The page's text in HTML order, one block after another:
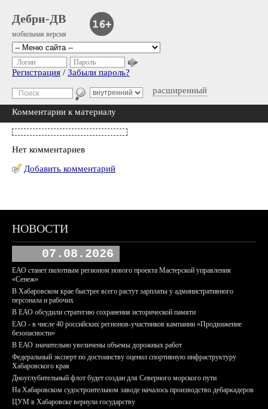
Дебри-ДВ
мобильная версия
расширенный
Логин Пароль
Регистрация / Забыли пароль?
Комментарии к материалу
Нет комментариев
Добавить комментарий
НОВОСТИ
07.08.2026
ЕАО станет пилотным регионом нового проекта Мастерской управления
«Сенеж»
В Хабаровском крае быстрее всего растут зарплаты у административного
персонала и рабочих
В ЕАО обсудили стратегию сохранения исторической памяти
ЕАО - в числе 40 российских регионов-участников кампании «Продвижение
безопасности»
В ЕАО значительно увеличены объемы дорожных работ
Федеральный эксперт по достоинству оценил спортивную инфраструктуру
Хабаровского края
Дноуглубительный флот будет создан для Северного морского пути
На Хабаровском судостроительном заводе началось производство дебаркадеров
ЦУМ в Хабаровске вернули государству